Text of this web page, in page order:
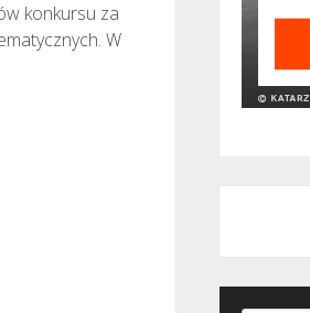
konkursu za
W